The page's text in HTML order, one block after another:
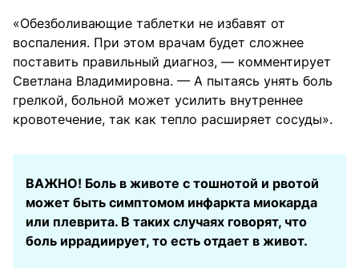
«Обезболивающие таблетки не избавят от
воспаления. При этом врачам будет сложнее
поставить правильный диагноз, — комментирует
Светлана Владимировна. — А пытаясь унять боль
грелкой, больной может усилить внутреннее
кровотечение, так как тепло расширяет сосуды».
ВАЖНО! Боль в животе с тошнотой и рвотой
может быть симптомом инфаркта миокарда
или плеврита. В таких случаях говорят, что
боль иррадиирует, то есть отдает в живот.